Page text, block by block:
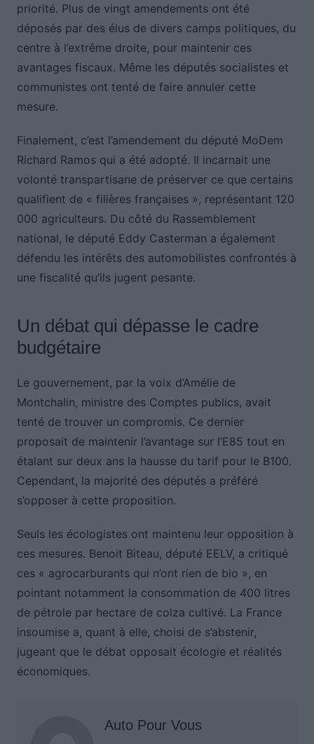
priorité. Plus de vingt amendements ont été
déposés par des élus de divers camps politiques, du
centre à l’extrême droite, pour maintenir ces
avantages fiscaux. Même les députés socialistes et
communistes ont tenté de faire annuler cette
mesure.
Finalement, c’est l’amendement du député MoDem
Richard Ramos qui a été adopté. Il incarnait une
volonté transpartisane de préserver ce que certains
qualifient de « filières françaises », représentant 120
000 agriculteurs. Du côté du Rassemblement
national, le député Eddy Casterman a également
défendu les intérêts des automobilistes confrontés à
une fiscalité qu’ils jugent pesante.
Un débat qui dépasse le cadre
budgétaire
Le gouvernement, par la voix d’Amélie de
Montchalin, ministre des Comptes publics, avait
tenté de trouver un compromis. Ce dernier
proposait de maintenir l’avantage sur l’E85 tout en
étalant sur deux ans la hausse du tarif pour le B100.
Cependant, la majorité des députés a préféré
s’opposer à cette proposition.
Seuls les écologistes ont maintenu leur opposition à
ces mesures. Benoit Biteau, député EELV, a critiqué
ces « agrocarburants qui n’ont rien de bio », en
pointant notamment la consommation de 400 litres
de pétrole par hectare de colza cultivé. La France
insoumise a, quant à elle, choisi de s’abstenir,
jugeant que le débat opposait écologie et réalités
économiques.
Auto Pour Vous